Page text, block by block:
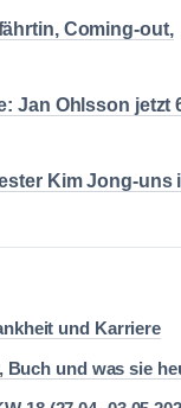
Coming-out,
Jan Ohlsson jetzt
Kim Jong-uns
und Karriere
und was sie